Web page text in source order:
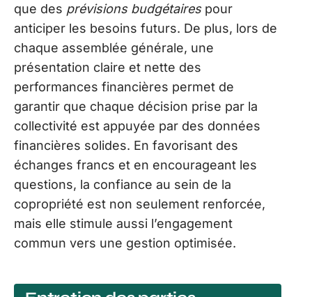
que des prévisions budgétairespour
anticiper les besoins futurs. De plus, lors de
chaque assemblée générale, une
présentation claire et nette des
performances financières permet de
garantir que chaque décision prise par la
collectivité est appuyée par des données
financières solides. En favorisant des
échanges francs et en encourageant les
questions, la confiance au sein de la
copropriété est non seulement renforcée,
mais elle stimule aussi l’engagement
commun vers une gestion optimisée.